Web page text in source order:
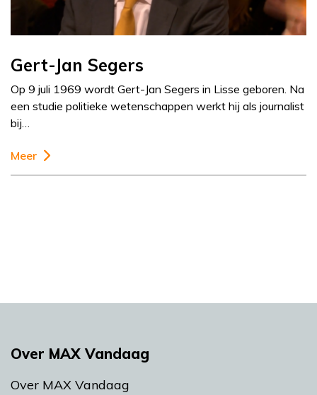
Gert-Jan Segers
Op 9 juli 1969 wordt Gert-Jan Segers in Lisse geboren. Na
een studie politieke wetenschappen werkt hij als journalist
bij…
Meer
Over MAX Vandaag
Over MAX Vandaag